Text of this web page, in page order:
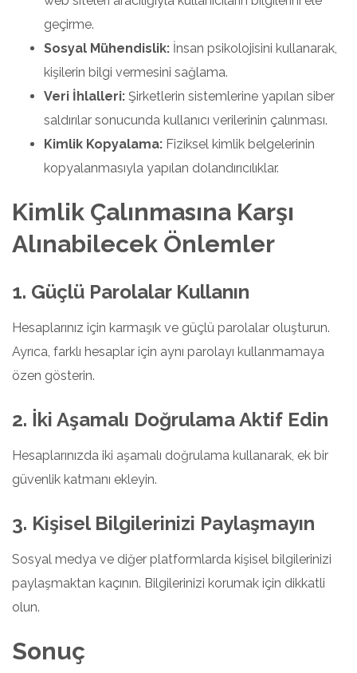
geçirme.
Sosyal Mühendislik: İnsan psikolojisini kullanarak,
kişilerin bilgi vermesini sağlama.
Veri İhlalleri: Şirketlerin sistemlerine yapılan siber
saldırılar sonucunda kullanıcı verilerinin çalınması.
Kimlik Kopyalama: Fiziksel kimlik belgelerinin
kopyalanmasıyla yapılan dolandırıcılıklar.
Kimlik Çalınmasına Karşı
Alınabilecek Önlemler
1. Güçlü Parolalar Kullanın
Hesaplarınız için karmaşık ve güçlü parolalar oluşturun.
Ayrıca, farklı hesaplar için aynı parolayı kullanmamaya
özen gösterin.
2. İki Aşamalı Doğrulama Aktif Edin
Hesaplarınızda iki aşamalı doğrulama kullanarak, ek bir
güvenlik katmanı ekleyin.
3. Kişisel Bilgilerinizi Paylaşmayın
Sosyal medya ve diğer platformlarda kişisel bilgilerinizi
paylaşmaktan kaçının. Bilgilerinizi korumak için dikkatli
olun.
Sonuç